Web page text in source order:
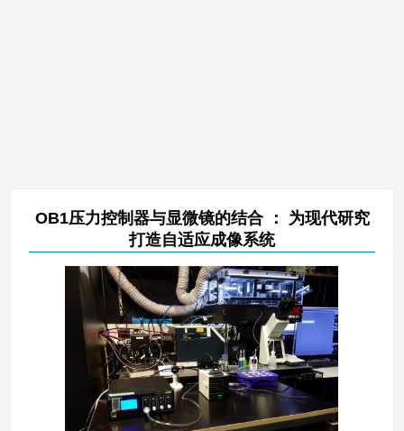
OB1压力控制器与显微镜的结合 ： 为现代研究
打造自适应成像系统